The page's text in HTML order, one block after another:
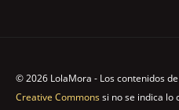
© 2026 LolaMora - Los contenidos
Creative Commonssi no se indica lo